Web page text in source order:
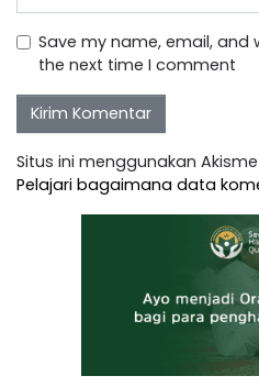
Save my name, email,
the next time I comment
Situs ini menggunakan
Pelajari bagaimana data